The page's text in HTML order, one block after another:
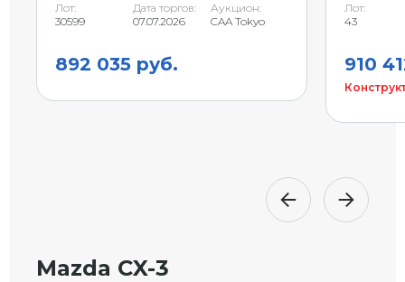
Лот:
30599
Дата торгов:
07.07.2026
Аукцион:
CAA Tokyo
892 035 руб.
Лот:
43
910
Mazda CX-3